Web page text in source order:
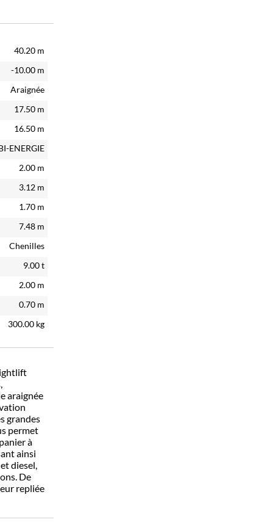
40.20 m
-10.00 m
Araignée
17.50 m
16.50 m
ENERGIE
2.00 m
3.12 m
1.70 m
7.48 m
Chenilles
9.00t
2.00 m
0.70 m
300.00 kg
araignée
grandes
permet
à
ainsi
diesel,
De
repliée